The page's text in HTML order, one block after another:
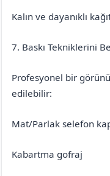
Kalın ve dayanıklı
7. Baskı Tekniklerini
Profesyonel bir
edilebilir:
Mat/Parlak selefon
Kabartma gofraj